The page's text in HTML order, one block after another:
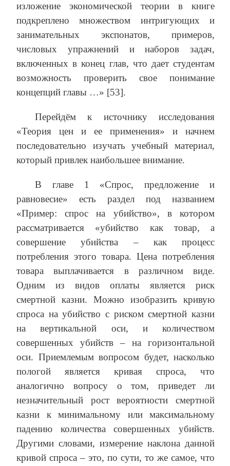
изложение экономической теории в книге
подкреплено множеством интригующих и
занимательных экспонатов, примеров,
числовых упражнений и наборов задач,
включенных в конец глав, что дает студентам
возможность проверить свое понимание
концепций главы …» [53].
Перейдём к источнику исследования
«Теория цен и ее применения» и начнем
последовательно изучать учебный материал,
который привлек наибольшее внимание.
В главе 1 «Спрос, предложение и
равновесие» есть раздел под названием
«Пример: спрос на убийство», в котором
рассматривается «убийство как товар, а
совершение убийства – как процесс
потребления этого товара. Цена потребления
товара выплачивается в различном виде.
Одним из видов оплаты является риск
смертной казни. Можно изобразить кривую
спроса на убийство с риском смертной казни
на вертикальной оси, и количеством
совершенных убийств – на горизонтальной
оси. Приемлемым вопросом будет, насколько
пологой является кривая спроса, что
аналогично вопросу о том, приведет ли
незначительный рост вероятности смертной
казни к минимальному или максимальному
падению количества совершенных убийств.
Другими словами, измерение наклона данной
кривой спроса – это, по сути, то же самое, что